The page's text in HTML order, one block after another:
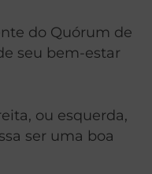
do Quórum de
seu bem-estar
ou esquerda,
ser uma boa